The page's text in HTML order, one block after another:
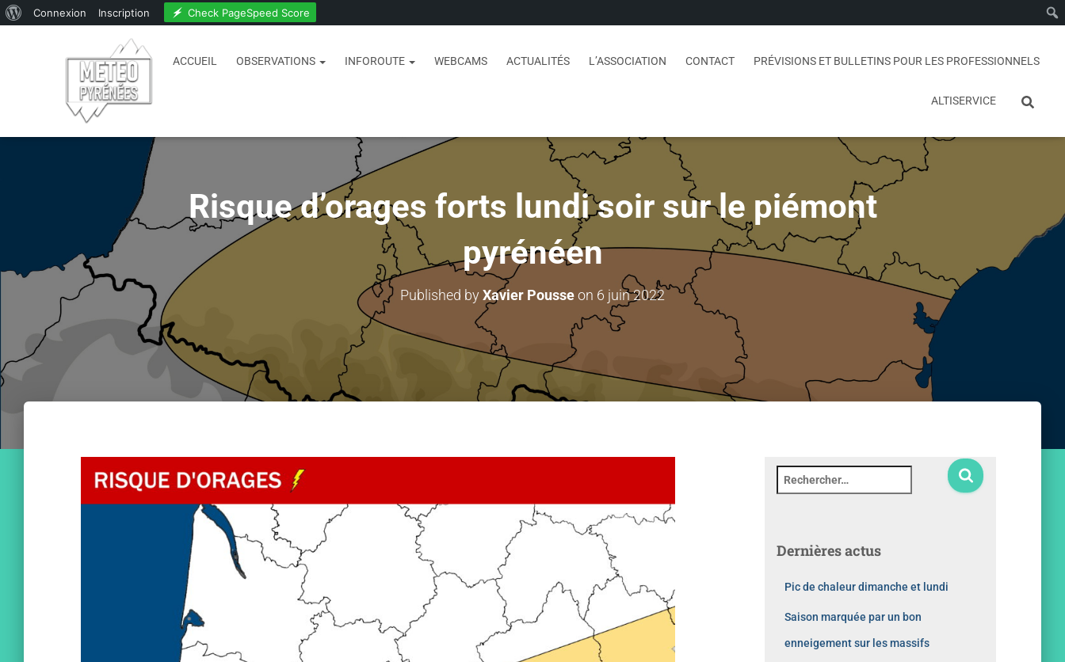
Connexion Inscription Check PageSpeed Score
ACCUEIL OBSERVATIONS INFOROUTE WEBCAMS ACTUALITÉS L’ASSOCIATION CONTACT PRÉVISIONS ET BULLETINS POUR LES PROFESSIONNELS
ALTISERVICE
Risque d’orages forts lundi soir sur le piémont
pyrénéen
Published byXavier Pousseon 6 juin 2022
Dernières actus
Pic de chaleur dimanche et lundi
Saison marquée par un bon
enneigement sur les massifs